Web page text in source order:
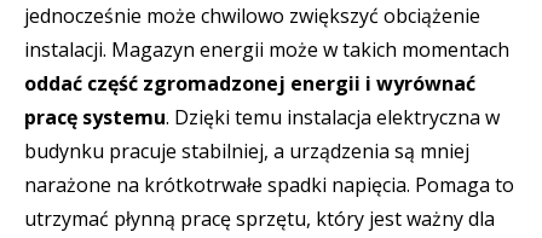
jednocześnie może chwilowo zwiększyć obciążenie
instalacji. Magazyn energii może w takich momentach
oddać część zgromadzonej energii i wyrównać
pracę systemu. Dzięki temu instalacja elektryczna w
budynku pracuje stabilniej, a urządzenia są mniej
narażone na krótkotrwałe spadki napięcia. Pomaga to
utrzymać płynną pracę sprzętu, który jest ważny dla